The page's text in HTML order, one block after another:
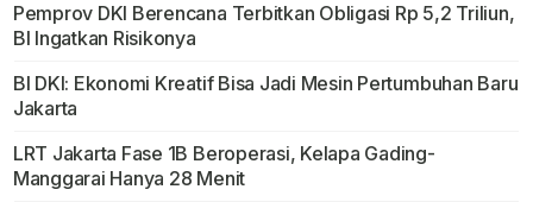
Pemprov DKI Berencana Terbitkan Obligasi Rp 5,2 Triliun,
BI Ingatkan Risikonya
BI DKI: Ekonomi Kreatif Bisa Jadi Mesin Pertumbuhan Baru
Jakarta
LRT Jakarta Fase 1B Beroperasi, Kelapa Gading-
Manggarai Hanya 28 Menit